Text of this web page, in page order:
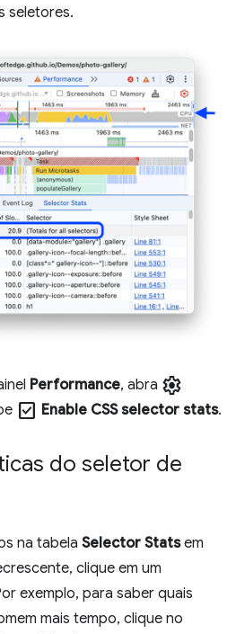
seletores.
Performance, abra settings
check_box Enable CSS selector stats.
do seletor de
na tabela Selector Statsem
clique em um
exemplo, para saber quais
mais tempo, clique no